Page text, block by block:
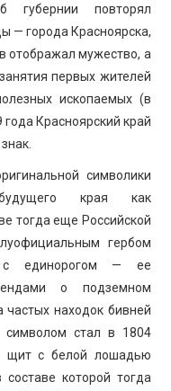
повторял
— города Красноярска,
отображал мужество, а
первых жителей
ископаемых (в
Красноярский край
символики
края как
тогда еще Российской
гербом
с единорогом — ее
о подземном
частых находок бивней
стал в 1804
щит с белой лошадью
которой тогда